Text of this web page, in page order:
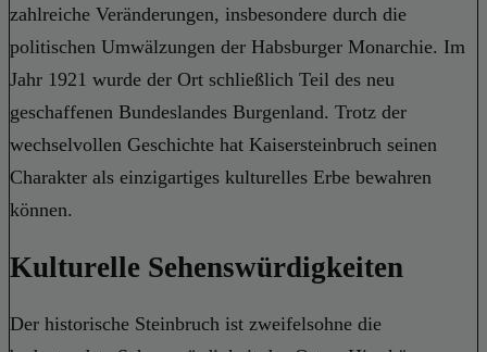
zahlreiche Veränderungen, insbesondere durch die
politischen Umwälzungen der Habsburger Monarchie. Im
Jahr 1921 wurde der Ort schließlich Teil des neu
geschaffenen Bundeslandes Burgenland. Trotz der
wechselvollen Geschichte hat Kaisersteinbruch seinen
Charakter als einzigartiges kulturelles Erbe bewahren
können.
Kulturelle Sehenswürdigkeiten
Der historische Steinbruch ist zweifelsohne die